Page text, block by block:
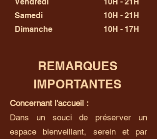
Samedi
Dimanche
10H - 21H
10H - 17H
REMARQUES
IMPORTANTES
Concernant l'accueil :
Dans un souci de préserver un
espace bienveillant, serein et par